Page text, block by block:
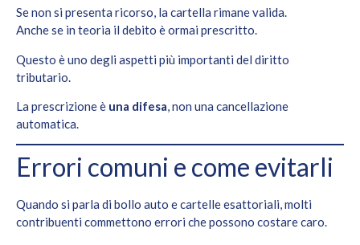
Se non si presenta ricorso, la cartella rimane valida.
Anche se in teoria il debito è ormai prescritto.
Questo è uno degli aspetti più importanti del diritto
tributario.
La prescrizione è una difesa, non una cancellazione
automatica.
Errori comuni e come evitarli
Quando si parla di bollo auto e cartelle esattoriali, molti
contribuenti commettono errori che possono costare caro.